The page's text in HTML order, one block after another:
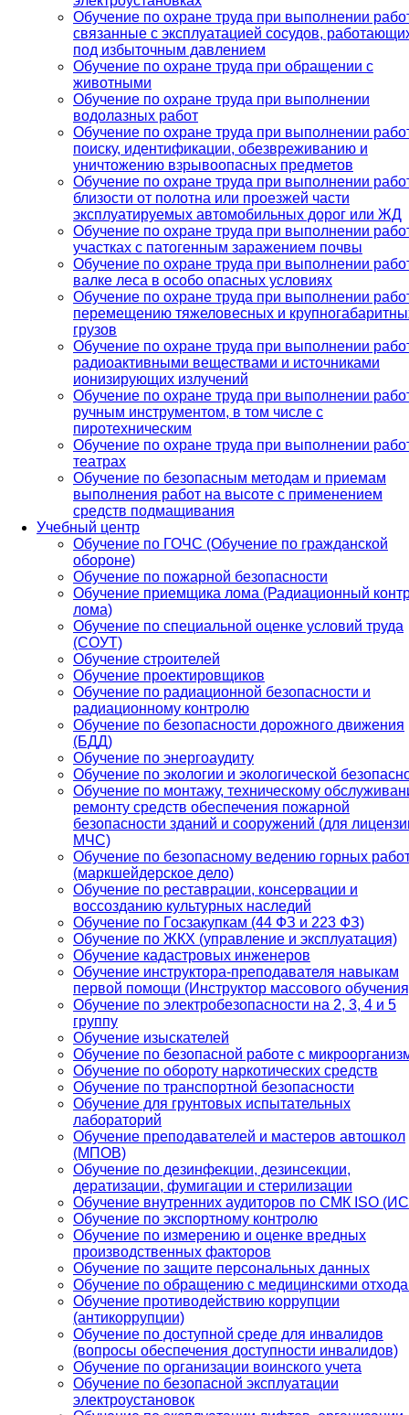
Обучение по охране труда при выполнении
связанные с эксплуатацией сосудов,
под избыточным давлением
Обучение по охране труда при обращении с
животными
Обучение по охране труда при выполнении
водолазных работ
Обучение по охране труда при выполнении
поиску, идентификации, обезвреживанию и
уничтожению взрывоопасных предметов
Обучение по охране труда при выполнении
близости от полотна или проезжей части
эксплуатируемых автомобильных дорог или ЖД
Обучение по охране труда при выполнении
участках с патогенным заражением почвы
Обучение по охране труда при выполнении
валке леса в особо опасных условиях
Обучение по охране труда при выполнении
перемещению тяжеловесных и
грузов
Обучение по охране труда при выполнении
радиоактивными веществами и источниками
ионизирующих излучений
Обучение по охране труда при выполнении
ручным инструментом, в том числе с
пиротехническим
Обучение по охране труда при выполнении
театрах
Обучение по безопасным методам и приемам
выполнения работ на высоте с применением
средств подмащивания
Учебный центр
Обучение по ГОЧС (Обучение по гражданской
обороне)
Обучение по пожарной безопасности
Обучение приемщика лома (Радиационный
лома)
Обучение по специальной оценке условий труда
(СОУТ)
Обучение строителей
Обучение проектировщиков
Обучение по радиационной безопасности и
радиационному контролю
Обучение по безопасности дорожного движения
(БДД)
Обучение по энергоаудиту
Обучение по экологии и экологической
Обучение по монтажу, техническому
ремонту средств обеспечения пожарной
безопасности зданий и сооружений (для
МЧС)
Обучение по безопасному ведению горных
(маркшейдерское дело)
Обучение по реставрации, консервации и
воссозданию культурных наследий
Обучение по Госзакупкам (44 ФЗ и 223 ФЗ)
Обучение по ЖКХ (управление и эксплуатация)
Обучение кадастровых инженеров
Обучение инструктора-преподавателя навыкам
первой помощи (Инструктор массового
Обучение по электробезопасности на 2, 3, 4 и 5
группу
Обучение изыскателей
Обучение по безопасной работе с
Обучение по обороту наркотических средств
Обучение по транспортной безопасности
Обучение для грунтовых испытательных
лабораторий
Обучение преподавателей и мастеров автошкол
(МПОВ)
Обучение по дезинфекции, дезинсекции,
дератизации, фумигации и стерилизации
Обучение внутренних аудиторов по СМК ISO
Обучение по экспортному контролю
Обучение по измерению и оценке вредных
производственных факторов
Обучение по защите персональных данных
Обучение по обращению с медицинскими
Обучение противодействию коррупции
(антикоррупции)
Обучение по доступной среде для инвалидов
(вопросы обеспечения доступности инвалидов)
Обучение по организации воинского учета
Обучение по безопасной эксплуатации
электроустановок